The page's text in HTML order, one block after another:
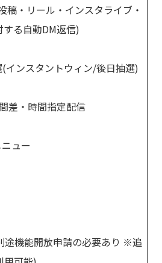
稿・リール・インスタライブ・
る自動DM返信)
(インスタントウィン/後日抽選)
差・時間指定配信
ュー
途機能開放申請の必要あり ※追